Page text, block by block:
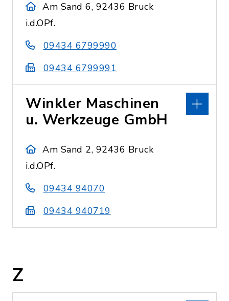
Am Sand 6, 92436 Bruck
i.d.OPf.
09434 6799990
09434 6799991
Winkler Maschinen
u. Werkzeuge GmbH
Am Sand 2, 92436 Bruck
i.d.OPf.
09434 94070
09434 940719
Z